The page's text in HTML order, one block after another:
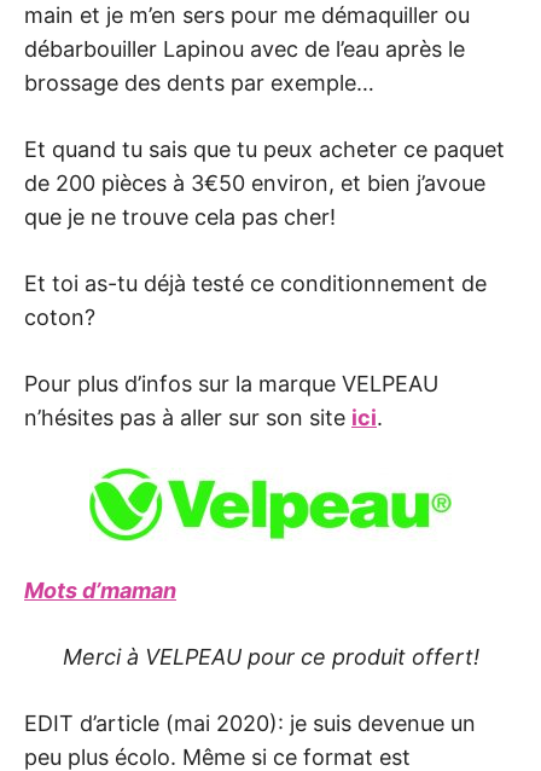
main et je m’en sers pour me démaquiller ou
débarbouiller Lapinou avec de l’eau après le
brossage des dents par exemple…
Et quand tu sais que tu peux acheter ce paquet
de 200 pièces à 3€50 environ, et bien j’avoue
que je ne trouve cela pas cher!
Et toi as-tu déjà testé ce conditionnement de
coton?
Pour plus d’infos sur la marque VELPEAU
n’hésites pas à aller sur son site ici.
Mots d’maman
Merci à VELPEAU pour ce produit offert!
EDIT d’article (mai 2020): je suis devenue un
peu plus écolo. Même si ce format est